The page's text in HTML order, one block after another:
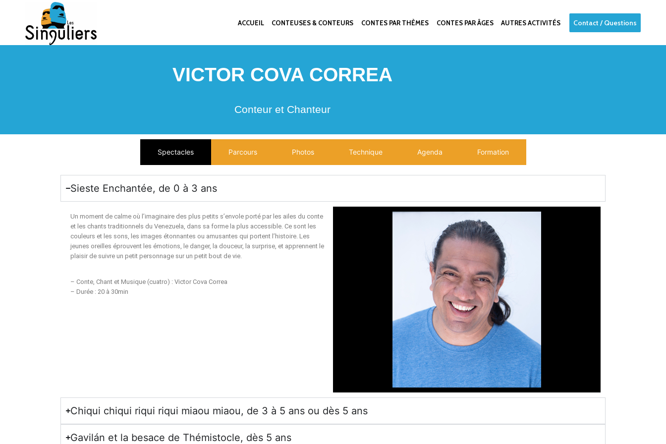
ACCUEIL CONTEUSES & CONTEURS CONTES PAR THÈMES CONTES PAR ÂGES AUTRES ACTIVITÉS Contact / Questions
VICTOR COVA CORREA
Conteur et Chanteur
Spectacles Parcours Photos Technique Agenda Formation
Sieste Enchantée, de 0 à 3 ans
Un moment de calme où l’imaginaire des plus petits s’envole porté par les ailes du conte
et les chants traditionnels du Venezuela, dans sa forme la plus accessible. Ce sont les
couleurs et les sons, les images étonnantes ou amusantes qui portent l’histoire. Les
jeunes oreilles éprouvent les émotions, le danger, la douceur, la surprise, et apprennent le
plaisir de suivre un petit personnage sur un petit bout de vie.
– Conte, Chant et Musique (cuatro) : Victor Cova Correa
– Durée : 20 à 30min
Chiqui chiqui riqui riqui miaou miaou, de 3 à 5 ans ou dès 5 ans
Gavilán et la besace de Thémistocle, dès 5 ans